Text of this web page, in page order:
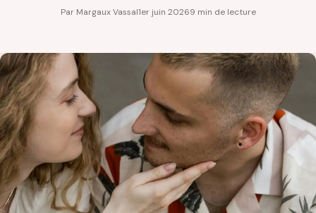
Par Margaux Vassal1er juin 20269 min de lecture